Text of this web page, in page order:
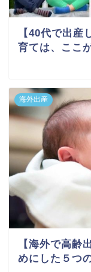
【40代で出産
育ては、ここ
海外出産
【海外で高齢
めにした５つ